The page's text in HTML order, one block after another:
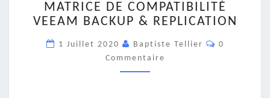
DE
COMPATIBILITÉ
BACKUP
&
REPLICATION
MATRICE DE COMPATIBILITÉ
VEEAM BACKUP & REPLICATION
1 Juillet 2020 Baptiste Tellier
0
Commentaire